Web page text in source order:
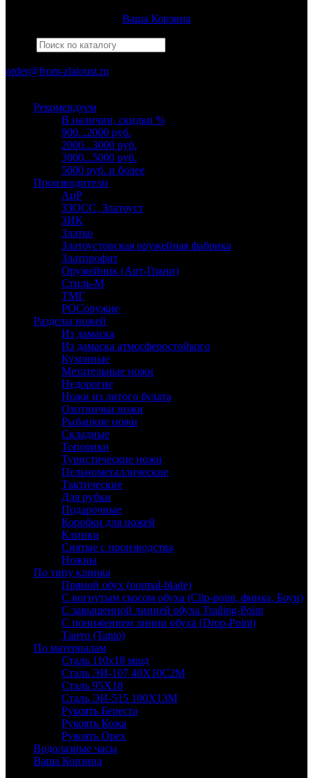
Ваша Корзина
order@from-zlatoust.ru
Рекомендуем
В наличии, скидки %
900...2000 руб.
2000...3000 руб.
3000...5000 руб.
5000 руб. и более
Производители
АиР
ЗЗОСС, Златоуст
ЗИК
Златко
Златоустовская оружейная фабрика
Златпрофит
Оружейник (Арт-Грани)
Стиль-М
ТМГ
РОСоружие
Разделы ножей
Из дамаска
Из дамаска атмосферостойкого
Кухонные
Метательные ножи
Недорогие
Ножи из литого булата
Охотничьи ножи
Рыбацкие ножи
Складные
Топорики
Туристические ножи
Цельнометаллические
Тактические
Для рубки
Подарочные
Коробки для ножей
Клинки
Снятые с производства
Ножны
По типу клинка
Прямой обух (normal-blade)
С вогнутым скосом обуха (Clip-point, финка, Боуи)
С завышенной линией обуха Trailing-Point
С понижением линии обуха (Drop-Point)
Танто (Tanto)
По материалам
Сталь 110х18 мшд
Сталь ЭИ-107 40Х10С2М
Сталь 95Х18
Сталь ЭИ-515 100Х13М
Рукоять Береста
Рукоять Кожа
Рукоять Орех
Водолазные часы
Ваша Корзина